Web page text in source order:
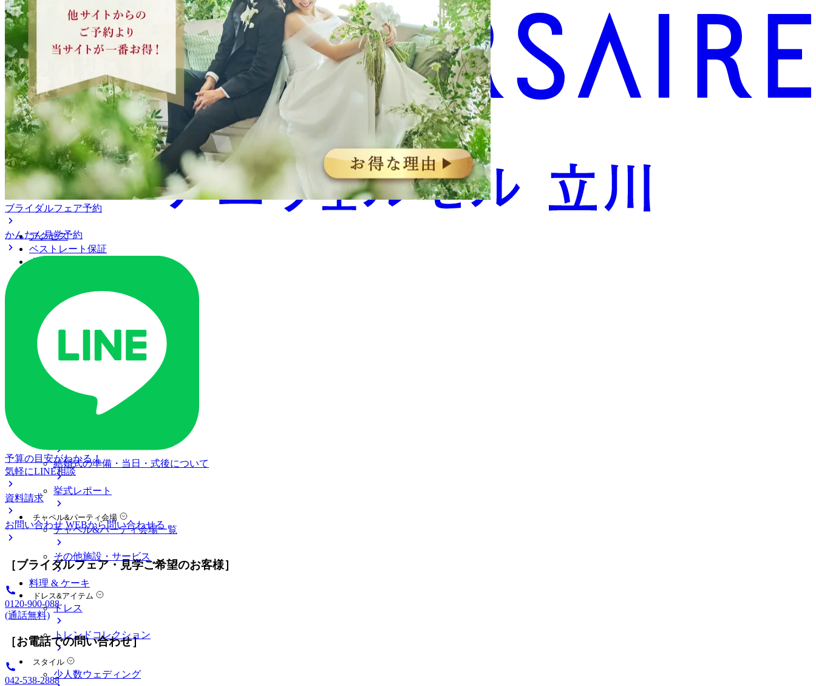
アクセス
ベストレート保証
よくあるご質問
ご予約・お問い合わせ
ブライダルフェア
ブライダルフェア一覧
ブライダルフェアの基礎知識
結婚式の準備・当日・式後について
挙式レポート
チャペル&パーティ会場
チャペル&パーティ会場一覧
その他施設・サービス
料理 & ケーキ
ドレス&アイテム
ドレス
トレンドコレクション
スタイル
少人数ウェディング
ブライダルフェア予約
かんたん見学予約
予算の目安がわかる！
気軽にLINE相談
資料請求
お問い合わせ WEBから問い合わせる
［ブライダルフェア・見学ご希望のお客様］
0120-900-088
(通話無料)
［お電話での問い合わせ］
042-538-2888